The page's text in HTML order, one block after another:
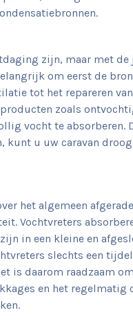
zijn, maar met
om eerst de
tot het repareren
zoals
vocht te absorberen.
u uw caravan
het algemeen
Vochtvreters
in een kleine en
slechts een
is daarom raadzaam
en het regelmatig